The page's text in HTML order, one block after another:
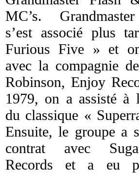
MC’s.
s’est associé plus
Furious Five » et
avec la compagnie
Robinson, Enjoy
1979, on a assisté à
du classique «
Ensuite, le groupe a
contrat avec
Records et a eu